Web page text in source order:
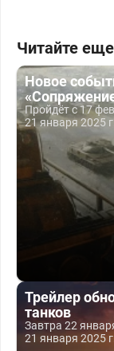
Читайте еще
Новое
Пройдёт с 17
21 января 2025 г.
Трейлер
танков
Завтра 22
21 января 2025